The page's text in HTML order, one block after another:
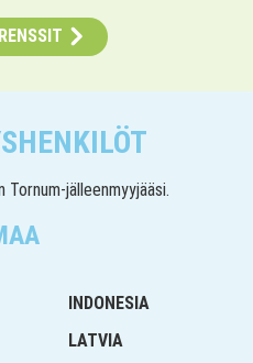
jälleenmyyjääsi.
INDONESIA
LATVIA